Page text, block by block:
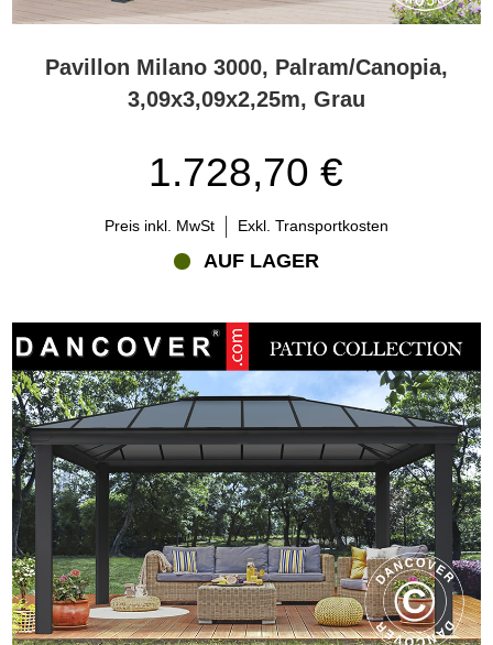
Pavillon Milano 3000, Palram/Canopia,
3,09x3,09x2,25m, Grau
1.728,70 €
Preis inkl. MwSt Exkl. Transportkosten
AUF LAGER